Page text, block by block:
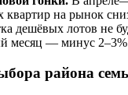
квартир на рынок
дешёвых лотов не
месяц — минус 2–3%
района